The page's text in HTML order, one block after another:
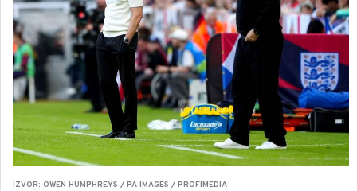
IZVOR: OWEN HUMPHREYS / PA IMAGES / PROFIMEDIA